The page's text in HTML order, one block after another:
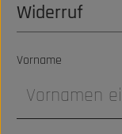
Widerruf
Vorname